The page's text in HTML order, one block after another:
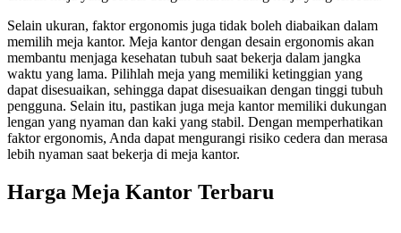
Selain ukuran, faktor ergonomis juga tidak boleh diabaikan dalam
memilih meja kantor. Meja kantor dengan desain ergonomis akan
membantu menjaga kesehatan tubuh saat bekerja dalam jangka
waktu yang lama. Pilihlah meja yang memiliki ketinggian yang
dapat disesuaikan, sehingga dapat disesuaikan dengan tinggi tubuh
pengguna. Selain itu, pastikan juga meja kantor memiliki dukungan
lengan yang nyaman dan kaki yang stabil. Dengan memperhatikan
faktor ergonomis, Anda dapat mengurangi risiko cedera dan merasa
lebih nyaman saat bekerja di meja kantor.
Harga Meja Kantor Terbaru